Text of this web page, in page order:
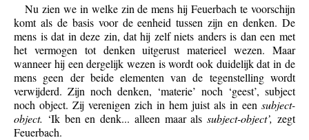
Nu zien we in welke zin de mens hij Feuerbach te voorschijn
komt als de basis voor de eenheid tussen zijn en denken. De
mens is dat in deze zin, dat hij zelf niets anders is dan een met
het vermogen tot denken uitgerust materieel wezen. Maar
wanneer hij een dergelijk wezen is wordt ook duidelijk dat in de
mens geen der beide elementen van de tegenstelling wordt
verwijderd. Zijn noch denken, ‘materie’ noch ‘geest’, subject
noch object. Zij verenigen zich in hem juist als in een subject-
object. ‘Ik ben en denk... alleen maar alssubject-object’, zegt
Feuerbach.